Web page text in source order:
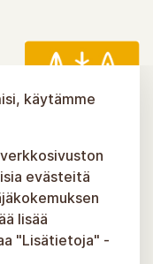
käytämme
evästeitä
lisää
"Lisätietoja" -